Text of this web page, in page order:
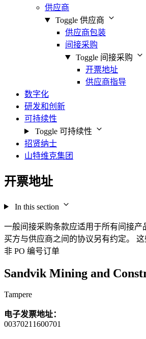
供应商
Toggle 供应商
供应商包装
间接采购
Toggle 间接采购
开票地址
供应商指导
数字化
研发和创新
可持续性
Toggle 可持续性
招贤纳士
山特维克集团
开票地址
In this section
一般间接采购条款应适用于所有间接产
买方与供应商之间的协议另有约定。
非 PO 编号订单
Sandvik Mining and
Tampere
电子发票地址：
00370211600701